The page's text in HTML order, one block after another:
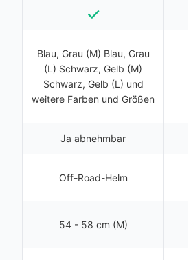
Blau, Grau (M) Blau, Grau
(L) Schwarz, Gelb (M)
Schwarz, Gelb (L) und
weitere Farben und Größen
Ja abnehmbar
Off-Road-Helm
54 - 58 cm (M)